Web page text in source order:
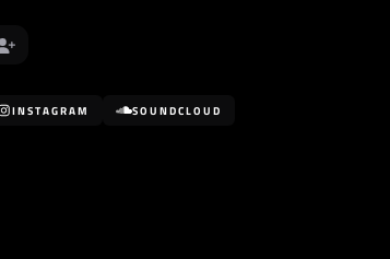
INSTAGRAM SOUNDCLOUD